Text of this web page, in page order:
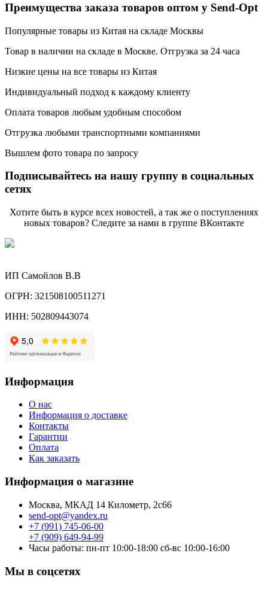
Преимущества заказа товаров оптом у Send-Opt
Популярные товары из Китая на складе Москвы
Товар в наличии на складе в Москве. Отгрузка за 24 часа
Низкие цены на все товары из Китая
Индивидуальный подход к каждому клиенту
Оплата товаров любым удобным способом
Отгрузка любыми транспортными компаниями
Вышлем фото товара по запросу
Подписывайтесь на нашу группу в социальных
сетях
Хотите быть в курсе всех новостей, а так же о поступлениях
новых товаров? Следите за нами в группе ВКонтакте
ИП Самойлов В.В
ОГРН: 321508100511271
ИНН: 502809443074
Информация
О нас
Информация о доставке
Контакты
Гарантии
Оплата
Как заказать
Информация о магазине
Москва, МКАД 14 Километр, 2с66
send-opt@yandex.ru
+7 (991) 745-06-00
+7 (909) 649-94-99
Часы работы: пн-пт 10:00-18:00 сб-вс 10:00-16:00
Мы в соцсетях